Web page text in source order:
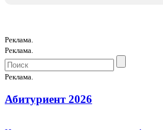
Реклама.
Реклама.
Реклама.
Абитуриент 2026